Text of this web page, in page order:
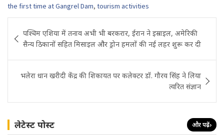
the first time at Gangrel Dam, tourism activities
navigation
पश्चिम एशिया में तनाव अभी भी बरकरार, ईरान ने इस्राइल, अमेरिकी
सैन्य ठिकानों सहित मिसाइल और ड्रोन हमलों की नई लहर शुरू कर दी
भलेरा धान खरीदी केंद्र की शिकायत पर कलेक्टर डॉ. गौरव सिंह ने लिया
त्वरित संज्ञान
लेटेस्ट पोस्ट और पढ़ें›